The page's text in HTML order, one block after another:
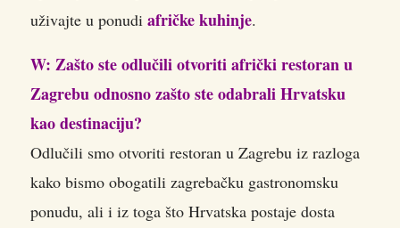
uživajte u ponudi afričke kuhinje.
W: Zašto ste odlučili otvoriti afrički restoran u
Zagrebu odnosno zašto ste odabrali Hrvatsku
kao destinaciju?
Odlučili smo otvoriti restoran u Zagrebu iz razloga
kako bismo obogatili zagrebačku gastronomsku
ponudu, ali i iz toga što Hrvatska postaje dosta